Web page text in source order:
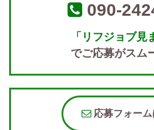
090-
「リフジョブ見
でご応募がスム
応募フォー